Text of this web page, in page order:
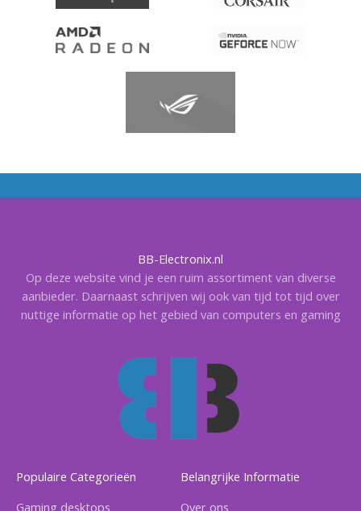
BB-Electronix.nl
Op deze website vind je een ruim assortiment van diverse
aanbieder. Daarnaast schrijven wij ook van tijd tot tijd over
nuttige informatie op het gebied van computers en gaming
Populaire Categorieën
Gaming desktops
Belangrijke Informatie
Over ons